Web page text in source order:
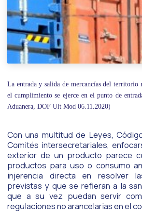
La entrada y salida de mercancías del territorio
el cumplimiento se ejerce en el punto de
Aduanera, DOF Ult Mod 06.11.2020)
Con una multitud de Leyes,
Comités intersecretariales,
exterior de un producto parece
productos para uso o consumo
injerencia directa en resolver
previstas y que se refieran a la
que a su vez puedan servir
regulaciones no arancelarias en el